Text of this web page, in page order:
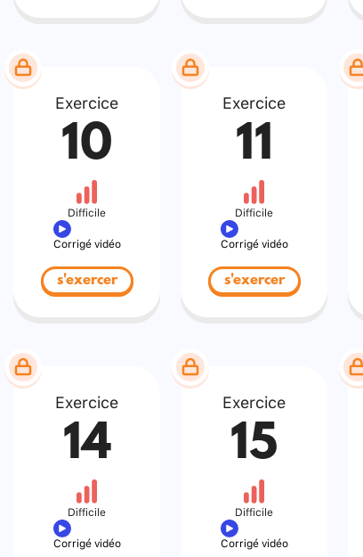
Exercice
10
Difficile
Corrigé vidéo
s'exercer
Exercice
11
Difficile
Corrigé vidéo
s'exercer
Exercice
14
Difficile
Corrigé vidéo
Exercice
15
Difficile
Corrigé vidéo